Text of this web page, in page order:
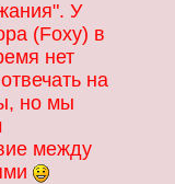
У
(Foxy) в
нет
на
но мы
между